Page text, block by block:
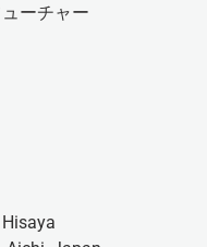
ーチャー